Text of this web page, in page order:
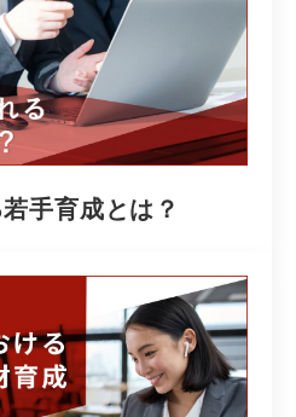
⼿育成とは？